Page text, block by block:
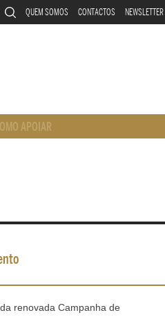
QUEM SOMOS CONTACTOS NEWSLETTER
APOIAR
renovada Campanha de